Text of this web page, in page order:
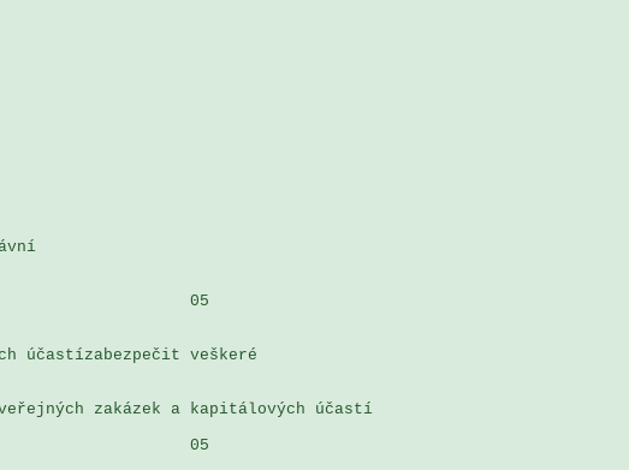
05
účastízabezpečit veškeré
zakázek a kapitálových účastí
05